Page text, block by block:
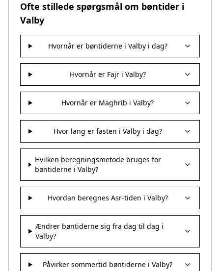
Ofte stillede spørgsmål om bøntider i
Valby
Hvornår er bøntiderne i Valby i dag?
Hvornår er Fajr i Valby?
Hvornår er Maghrib i Valby?
Hvor lang er fasten i Valby i dag?
Hvilken beregningsmetode bruges for
bøntiderne i Valby?
Hvordan beregnes Asr-tiden i Valby?
Ændrer bøntiderne sig fra dag til dag i
Valby?
Påvirker sommertid bøntiderne i Valby?